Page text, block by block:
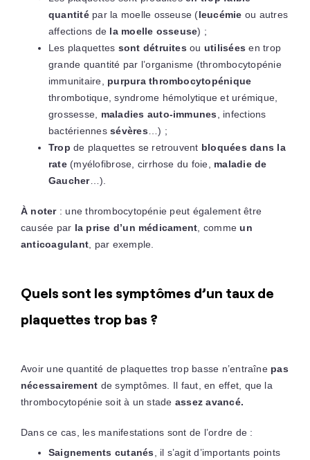
quantitépar la moelle osseuse (leucémie ou autres
affections de la moelle osseuse) ;
Les plaquettes sont détruites ou utilisées en trop
grande quantité par l’organisme (thrombocytopénie
immunitaire, purpura thrombocytopénique
thrombotique, syndrome hémolytique et urémique,
grossesse, maladies auto-immunes
, infections
bactériennessévères …) ;
Trop de plaquettes se retrouvent bloquées dans la
rate(myélofibrose, cirrhose du foie, maladie de
Gaucher…).
À noter: une thrombocytopénie peut également être
causée par la prise d’un médicament , commeun
anticoagulant , par exemple.
Quels sont les symptômes d’un taux de
plaquettes trop bas ?
Avoir une quantité de plaquettes trop basse n’entraîne pas
nécessairement de symptômes. Il faut, en effet, que la
thrombocytopénie soit à un stade assez avancé.
Dans ce cas, les manifestations sont de l’ordre de :
Saignements cutanés , il s’agit d’importants points